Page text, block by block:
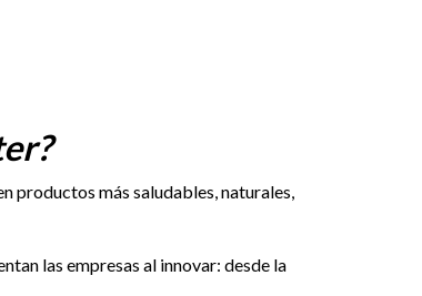
productos más saludables, naturales,
las empresas al innovar: desde la